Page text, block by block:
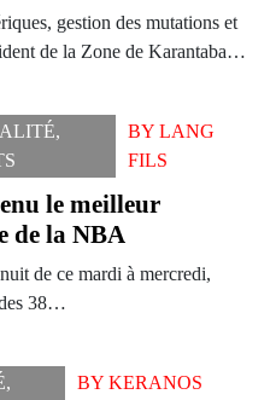
gestion des mutations et
de la Zone de Karantaba…
,
BYLANG
FILS
le meilleur
de la NBA
de ce mardi à mercredi,
38…
,
BYKERANOS